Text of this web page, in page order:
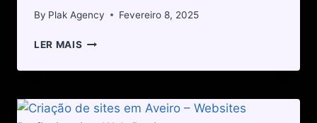
By Plak Agency Fevereiro 8, 2025
LER MAIS